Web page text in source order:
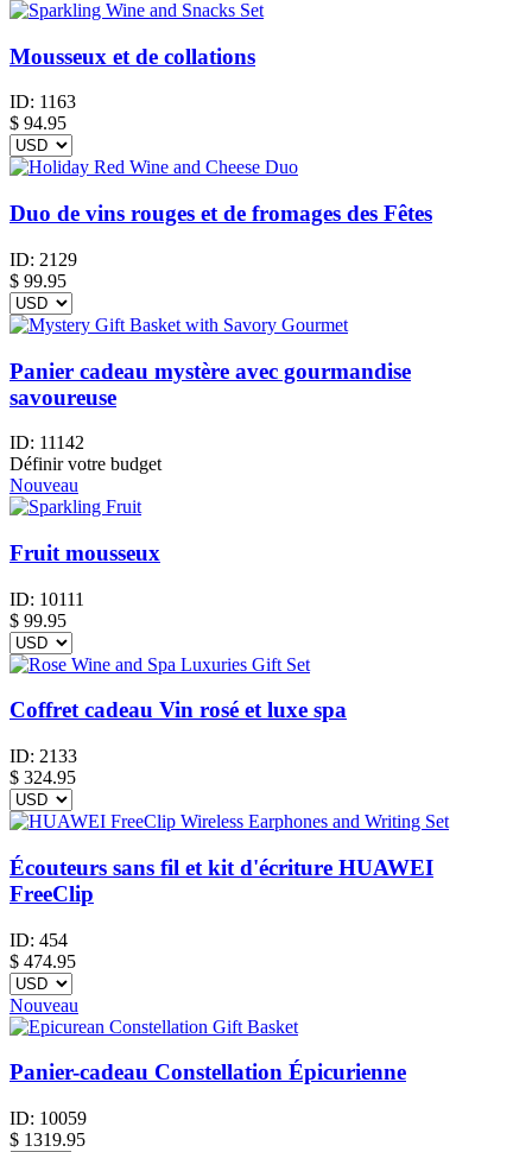
Mousseux et de collations
ID: 1163
$ 94.95
Duo de vins rouges et de fromages des Fêtes
ID: 2129
$ 99.95
Panier cadeau mystère avec gourmandise
savoureuse
ID: 11142
Définir votre budget
Nouveau
Fruit mousseux
ID: 10111
$ 99.95
Coffret cadeau Vin rosé et luxe spa
ID: 2133
$ 324.95
Écouteurs sans fil et kit d'écriture HUAWEI
FreeClip
ID: 454
$ 474.95
Nouveau
Panier-cadeau Constellation Épicurienne
ID: 10059
$ 1319.95